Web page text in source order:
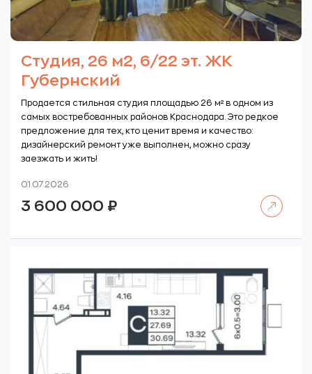
Студия, 26 м2, 6/22 эт. ЖК
Губернский
Продается стильная студия площадью 26 м² в одном из
самых востребованных районов Краснодара. Это редкое
предложение для тех, кто ценит время и качество:
дизайнерский ремонт уже выполнен, можно сразу
заезжать и жить!
01.07.2026
3 600 000 ₽